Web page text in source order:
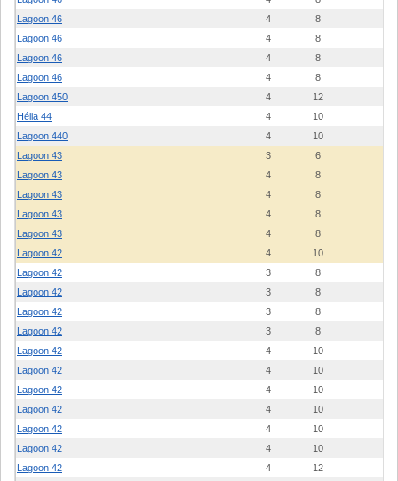
Lagoon 46
4 8
Lagoon 46
4 8
Lagoon 46
4 8
Lagoon 46
4 8
Lagoon 450
4 12
Hélia 44
4 10
Lagoon 440
4 10
Lagoon 43
3 6
Lagoon 43
4 8
Lagoon 43
4 8
Lagoon 43
4 8
Lagoon 43
4 8
Lagoon 42
4 10
Lagoon 42
3 8
Lagoon 42
3 8
Lagoon 42
3 8
Lagoon 42
3 8
Lagoon 42
4 10
Lagoon 42
4 10
Lagoon 42
4 10
Lagoon 42
4 10
Lagoon 42
4 10
Lagoon 42
4 10
Lagoon 42
4 12